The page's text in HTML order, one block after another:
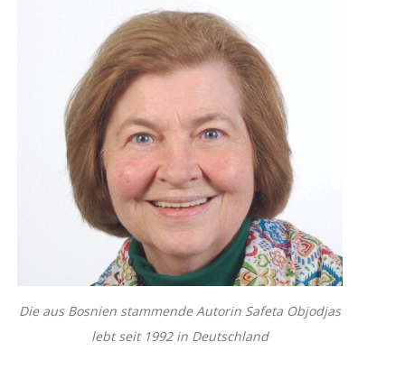
Die aus Bosnien stammende Autorin Safeta Objodjas
lebt seit 1992 in Deutschland